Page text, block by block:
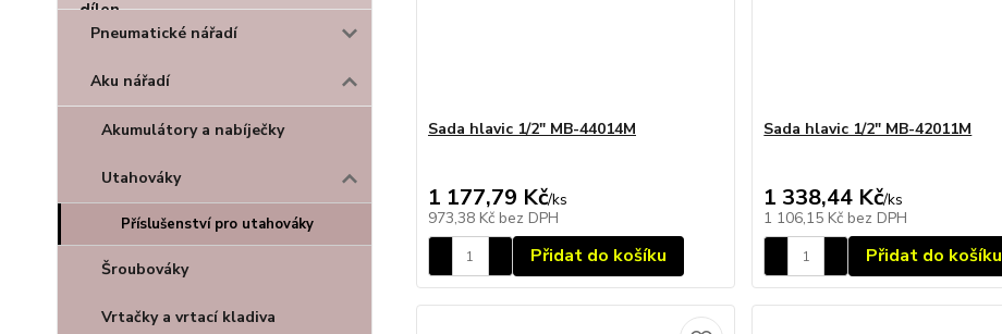
Pneumatické nářadí
Aku nářadí
Akumulátory a nabíječky
Utahováky
Příslušenství pro utahováky
Šroubováky
Vrtačky a vrtací kladiva
Sada hlavic 1/2" MB-44014M
1 177,79 Kč/ks
973,38 Kč bez DPH
Přidat do košíku
Sada hlavic 1/2" MB-42011M
1 338,44 Kč/ks
1 106,15 Kč bez DPH
Přidat do košíku